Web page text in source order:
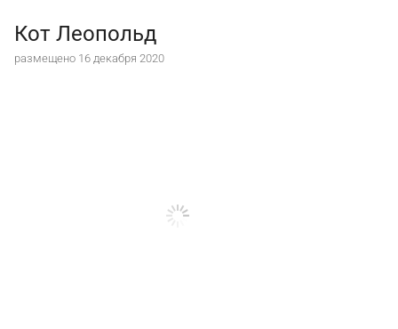
Кот Леопольд
размещено 16 декабря 2020